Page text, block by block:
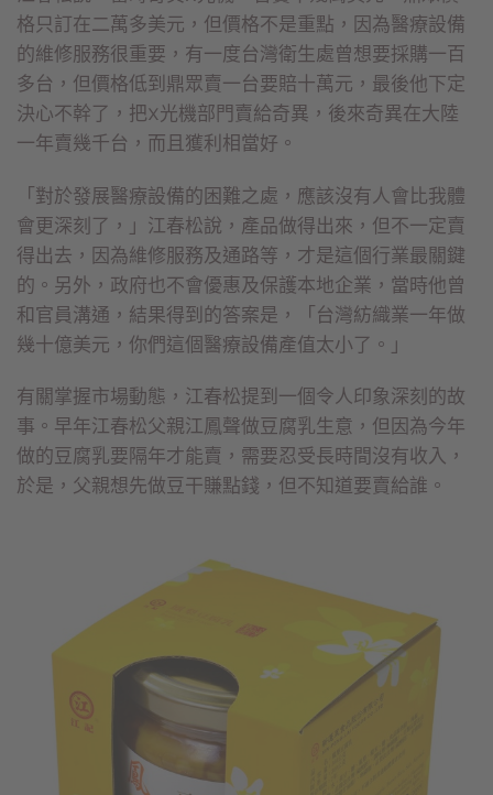
格只訂在二萬多美元，但價格不是重點，因為醫療設備
的維修服務很重要，有一度台灣衛生處曾想要採購一百
多台，但價格低到鼎眾賣一台要賠十萬元，最後他下定
決心不幹了，把X光機部門賣給奇異，後來奇異在大陸
一年賣幾千台，而且獲利相當好。
「對於發展醫療設備的困難之處，應該沒有人會比我體
會更深刻了，」江春松說，產品做得出來，但不一定賣
得出去，因為維修服務及通路等，才是這個行業最關鍵
的。另外，政府也不會優惠及保護本地企業，當時他曾
和官員溝通，結果得到的答案是，「台灣紡織業一年做
幾十億美元，你們這個醫療設備產值太小了。」
有關掌握市場動態，江春松提到一個令人印象深刻的故
事。早年江春松父親江鳳聲做豆腐乳生意，但因為今年
做的豆腐乳要隔年才能賣，需要忍受長時間沒有收入，
於是，父親想先做豆干賺點錢，但不知道要賣給誰。